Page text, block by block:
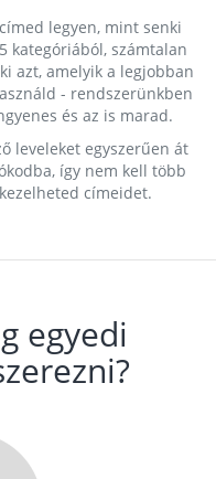
legyen, mint senki
kategóriából, számtalan
azt, amelyik a legjobban
- rendszerünkben
és az is marad.
leveleket egyszerűen át
így nem kell több
címeidet.
egyedi